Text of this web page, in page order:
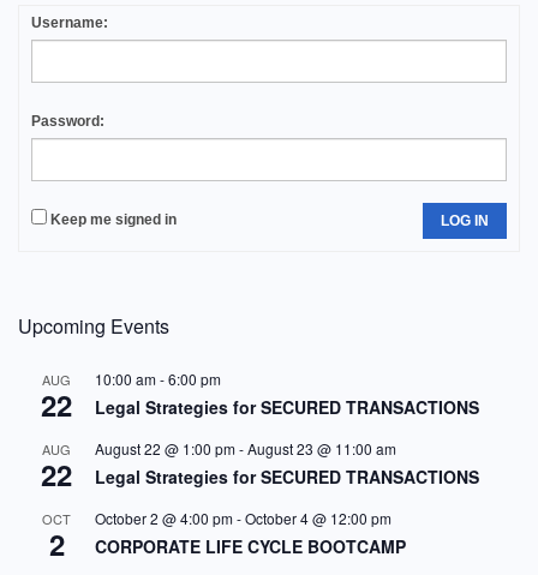
Username:
Password:
Keep me signed in LOG IN
Upcoming Events
AUG
22
10:00 am-6:00 pm
Legal Strategies for SECURED TRANSACTIONS
AUG
22
August 22 @ 1:00 pm-August 23 @ 11:00 am
Legal Strategies for SECURED TRANSACTIONS
OCT
2
October 2 @ 4:00 pm-October 4 @ 12:00 pm
CORPORATE LIFE CYCLE BOOTCAMP